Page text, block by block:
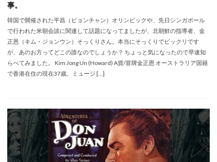
事。
韓国で開催された平昌（ピョンチャン）オリンピックや、先日シンガポール
で行われた米朝会談に関連して話題になってましたが、北朝鮮の指導者、金
正恩（キム・ジョンウン）そっくりさん。本当にそっくりでビックリです
が、あのお方ってどこの誰なのでしょうか？ ちょっと気になったので早速知
らべてみました。 Kim Jong Un (Howard) A貨/冒牌金正恩 オーストラリア国籍
で香港在住の現在37歳。ミュージ […]